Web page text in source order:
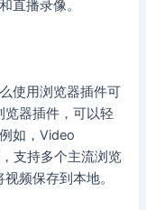
直播录像。
使用浏览器插件可
器插件，可以轻
如，Video
支持多个主流浏览
频保存到本地。